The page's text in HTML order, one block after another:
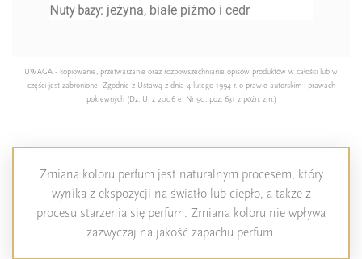
Nuty bazy: jeżyna, białe piżmo i cedr
UWAGA - kopiowanie, przetwarzanie oraz rozpowszechnianie opisów produktów w całości lub w
części jest zabronione! Zgodnie z Ustawą z dnia 4 lutego 1994 r. o prawie autorskim i prawach
pokrewnych (Dz. U. z 2006 e. Nr 90, poz. 631 z późn. zm.)
Zmiana koloru perfum jest naturalnym procesem, który
wynika z ekspozycji na światło lub ciepło, a także z
procesu starzenia się perfum. Zmiana koloru nie wpływa
zazwyczaj na jakość zapachu perfum.